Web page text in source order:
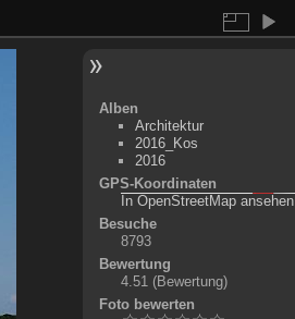
Alben
Architektur
2016_Kos
2016
GPS-Koordinaten
+
-
©
In OpenStreetMap ansehen
Besuche
8793
Bewertung
4.51 (Bewertung)
Foto bewerten